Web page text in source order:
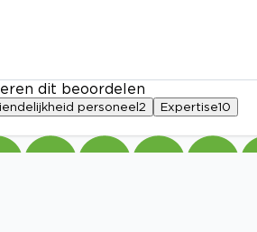
dit beoordelen
personeel 2 Expertise10